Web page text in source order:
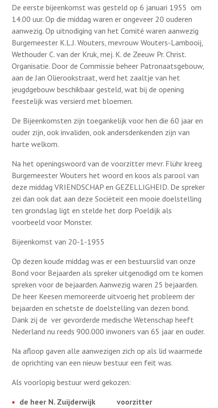
Bridgen
Dagje uit
Dag van de Ouderen
Kerstviering
Ledenservice
Ouderenadviseur
Huba
Lief en Leed
Lid worden
De eerste bijeenkomst was gesteld op 6 januari 1955 om
14.00 uur. Op die middag waren er ongeveer 20 ouderen
aanwezig. Op uitnodiging van het Comité waren aanwezig
Burgemeester K.L.J. Wouters, mevrouw Wouters-Lambooij,
Wethouder C. van der Kruk, mej. K. de Zeeuw Pr. Christ.
Organisatie. Door de Commissie beheer Patronaatsgebouw,
aan de Jan Olierookstraat, werd het zaaltje van het
jeugdgebouw beschikbaar gesteld, wat bij de opening
feestelijk was versierd met bloemen.
De Bijeenkomsten zijn toegankelijk voor hen die 60 jaar en
ouder zijn, ook invaliden, ook andersdenkenden zijn van
harte welkom.
Na het openingswoord van de voorzitter mevr. Flühr kreeg
Burgemeester Wouters het woord en koos als parool van
deze middag VRIENDSCHAP en GEZELLIGHEID. De spreker
zei dan ook dat aan deze Sociëteit een mooie doelstelling
ten grondslag ligt en stelde het dorp Poeldijk als
voorbeeld voor Monster.
Bijeenkomst van 20-1-1955
Op dezen koude middag was er een bestuurslid van onze
Bond voor Bejaarden als spreker uitgenodigd om te komen
spreken voor de bejaarden. Aanwezig waren 25 bejaarden.
De heer Keesen memoreerde uitvoerig het probleem der
bejaarden en schetste de doelstelling van dezen bond.
Dank zij de ver gevorderde medische Wetenschap heeft
Nederland nu reeds 900.000 inwoners van 65 jaar en ouder.
Na afloop gaven alle aanwezigen zich op als lid waarmede
de oprichting van een nieuw bestuur een feit was.
Als voorlopig bestuur werd gekozen:
de heer N. Zuijderwijk voorzitter